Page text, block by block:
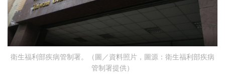
衛生福利部疾病管制署。（圖／資料照片，圖源：衛生福利部疾病
管制署提供）